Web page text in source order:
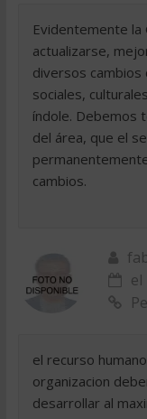
Evidentemente
actualizarse,
diversos cambios
sociales,
índole. Debemos
del área, que el
cambios.
el
el recurso
organizacion
desarrollar al